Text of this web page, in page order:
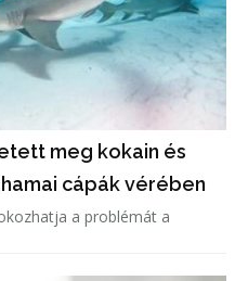
meg kokain és
cápák vérében
a problémát a